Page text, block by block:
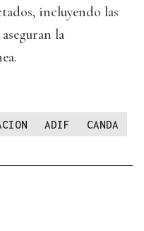
incluyendo las
la
ADIF CANDA